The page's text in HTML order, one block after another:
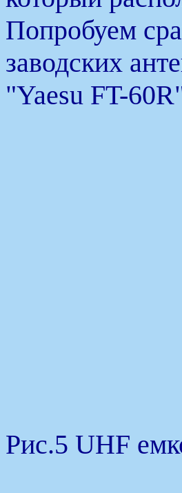
Попробуем
заводских
"Yaesu FT-
Рис.5 UHF